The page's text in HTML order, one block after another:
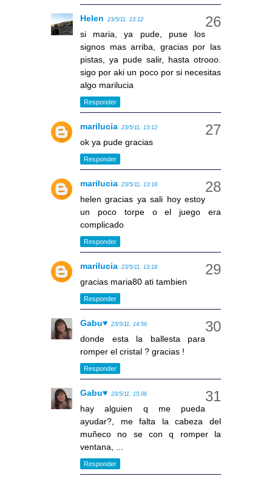
Helen 23/5/11, 13:12
si maria, ya pude, puse los
signos mas arriba, gracias por las
pistas, ya pude salir, hasta otrooo.
sigo por aki un poco por si necesitas
algo marilucia
Responder
marilucia 23/5/11, 13:12
ok ya pude gracias
Responder
marilucia 23/5/11, 13:18
helen gracias ya sali hoy estoy
un poco torpe o el juego era
complicado
Responder
marilucia 23/5/11, 13:18
gracias maria80 ati tambien
Responder
Gabu♥ 23/5/11, 14:56
donde esta la ballesta para
romper el cristal ? gracias !
Responder
Gabu♥ 23/5/11, 15:06
hay alguien q me pueda
ayudar?, me falta la cabeza del
muñeco no se con q romper la
ventana, ...
Responder